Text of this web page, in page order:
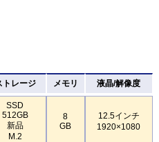
トレージ メモリ 液晶/解像度
SSD
512GB
新品
M.2
8
GB
12.5インチ
1920×1080